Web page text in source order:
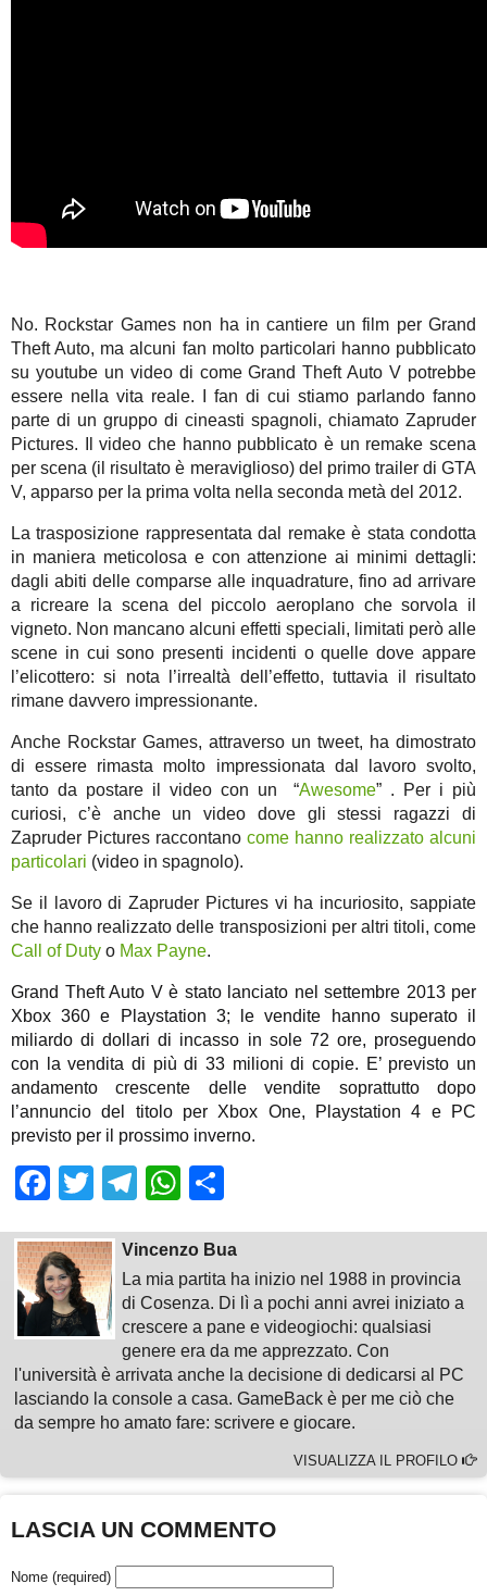
No. Rockstar Games non ha in cantiere un film per Grand
Theft Auto, ma alcuni fan molto particolari hanno pubblicato
su youtube un video di come Grand Theft Auto V potrebbe
essere nella vita reale. I fan di cui stiamo parlando fanno
parte di un gruppo di cineasti spagnoli, chiamato Zapruder
Pictures. Il video che hanno pubblicato è un remake scena
per scena (il risultato è meraviglioso) del primo trailer di GTA
V, apparso per la prima volta nella seconda metà del 2012.
La trasposizione rappresentata dal remake è stata condotta
in maniera meticolosa e con attenzione ai minimi dettagli:
dagli abiti delle comparse alle inquadrature, fino ad arrivare
a ricreare la scena del piccolo aeroplano che sorvola il
vigneto. Non mancano alcuni effetti speciali, limitati però alle
scene in cui sono presenti incidenti o quelle dove appare
l’elicottero: si nota l’irrealtà dell’effetto, tuttavia il risultato
rimane davvero impressionante.
Anche Rockstar Games, attraverso un tweet, ha dimostrato
di essere rimasta molto impressionata dal lavoro svolto,
tanto da postare il video con un “Awesome” . Per i più
curiosi, c’è anche un video dove gli stessi ragazzi di
Zapruder Pictures raccontano come hanno realizzato alcuni
particolari (video in spagnolo).
Se il lavoro di Zapruder Pictures vi ha incuriosito, sappiate
che hanno realizzato delle transposizioni per altri titoli, come
Call of Duty o Max Payne.
Grand Theft Auto V è stato lanciato nel settembre 2013 per
Xbox 360 e Playstation 3; le vendite hanno superato il
miliardo di dollari di incasso in sole 72 ore, proseguendo
con la vendita di più di 33 milioni di copie. E’ previsto un
andamento crescente delle vendite soprattutto dopo
l’annuncio del titolo per Xbox One, Playstation 4 e PC
previsto per il prossimo inverno.
Facebook
TwitterTelegram
WhatsApp
Vincenzo Bua
La mia partita ha inizio nel 1988 in provincia
di Cosenza. Di lì a pochi anni avrei iniziato a
crescere a pane e videogiochi: qualsiasi
genere era da me apprezzato. Con
l'università è arrivata anche la decisione di dedicarsi al PC
lasciando la console a casa. GameBack è per me ciò che
da sempre ho amato fare: scrivere e giocare.
VISUALIZZA IL PROFILO
LASCIA UN COMMENTO
Nome (required)